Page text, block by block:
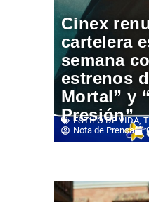
Cinex
cartelera
semana
estrenos
Mortal” y
Presión”
ESTILO DE VIDA,
Nota de Prensa